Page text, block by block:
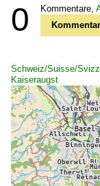
0 Kommentare,
Schweiz/Suisse/
Kaiseraugst